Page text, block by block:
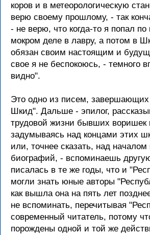
коров и в метеорологическую
верю своему прошлому, - так
- не верю, что когда-то я попал
мокром деле в лавру, а потом в
обязан своим настоящим и
свое я не беспокоюсь, - темного
видно".
Это одно из писем, завершающих
Шкид". Дальше - эпилог,
трудовой жизни бывших воришек
задумываясь над концами этих
или, точнее сказать, над
биографий, - вспоминаешь другую
писалась в те же годы, что и
могли знать юные авторы
как вышла она на пять лет
не вспоминать, перечитывая
современный читатель, потому
порождены одной и той же